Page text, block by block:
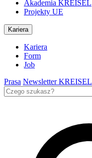
Akademia KREISEL
Projekty UE
Kariera
Kariera
Form
Job
Prasa Newsletter KREISEL